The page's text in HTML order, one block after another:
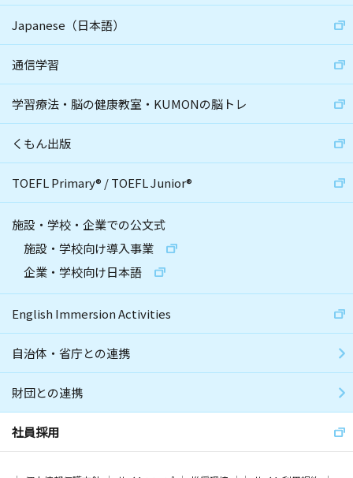
Japanese（日本語）
通信学習
学習療法・脳の健康教室・KUMONの脳トレ
くもん出版
TOEFL Primary® /TOEFL Junior®
施設・学校・企業での公文式
施設・学校向け導入事業
企業・学校向け日本語
English Immersion Activities
自治体・省庁との連携
財団との連携
社員採用